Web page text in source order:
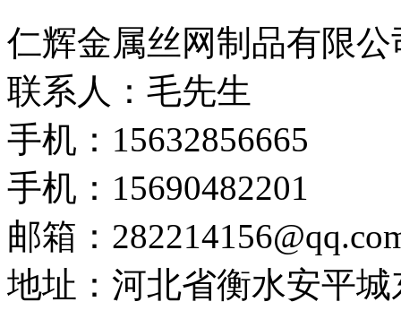
仁辉金属丝网制品有限公
联系人：毛先生
手机：15632856665
手机：15690482201
邮箱：
地址：河北省衡水安平